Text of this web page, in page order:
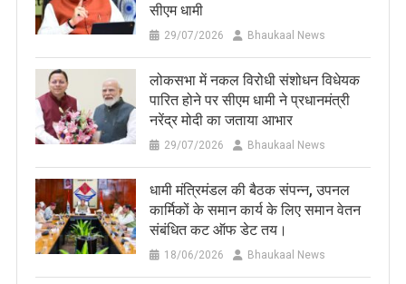
सीएम धामी
29/07/2026 Bhaukaal News
लोकसभा में नकल विरोधी संशोधन विधेयक
पारित होने पर सीएम धामी ने प्रधानमंत्री
नरेंद्र मोदी का जताया आभार
29/07/2026 Bhaukaal News
धामी मंत्रिमंडल की बैठक संपन्न, उपनल
कार्मिकों के समान कार्य के लिए समान वेतन
संबंधित कट ऑफ डेट तय।
18/06/2026 Bhaukaal News